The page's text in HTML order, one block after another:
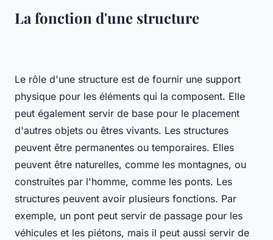
La fonction d'une structure
Le rôle d'une structure est de fournir une support
physique pour les éléments qui la composent. Elle
peut également servir de base pour le placement
d'autres objets ou êtres vivants. Les structures
peuvent être permanentes ou temporaires. Elles
peuvent être naturelles, comme les montagnes, ou
construites par l'homme, comme les ponts. Les
structures peuvent avoir plusieurs fonctions. Par
exemple, un pont peut servir de passage pour les
véhicules et les piétons, mais il peut aussi servir de